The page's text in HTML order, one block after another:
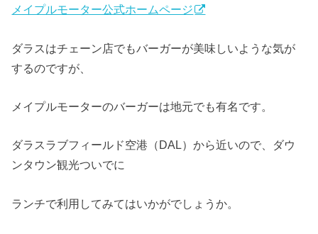
メイプルモーター公式ホームページ
ダラスはチェーン店でもバーガーが美味しいような気が
するのですが、
メイプルモーターのバーガーは地元でも有名です。
ダラスラブフィールド空港（DAL）から近いので、ダウ
ンタウン観光ついでに
ランチで利用してみてはいかがでしょうか。